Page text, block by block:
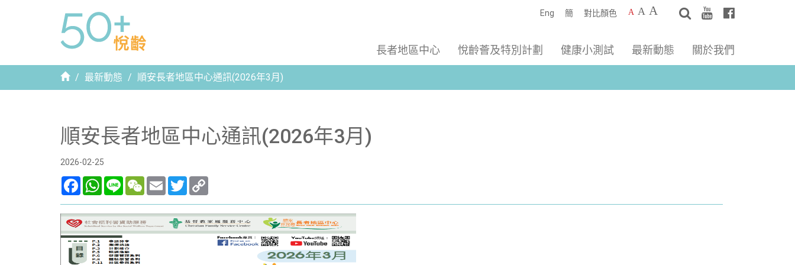
Eng 簡 對比顏色 A A A
長者地區中心 悅齡薈及特別計劃 健康小測試 最新動態 關於我們
首 最新動態 順安長者地區中心通訊(2026年3月)
順安長者地區中心通訊(2026年3月)
2026-02-25
FacebookWhatsApp
Line WeChatEmail Twitter